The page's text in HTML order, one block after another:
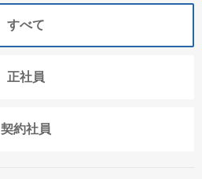
すべて
正社員
契約社員